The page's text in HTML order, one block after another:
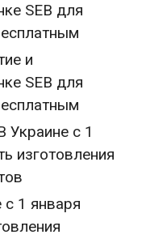
SEB для
и
SEB для
Украине с 1
изготовления
с 1 января